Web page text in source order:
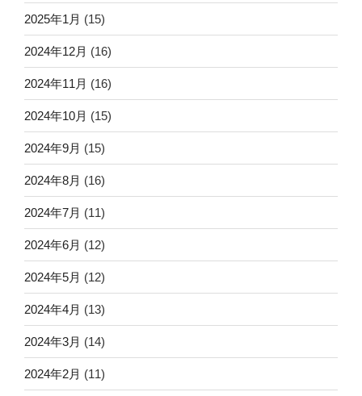
2025年1月 (15)
2024年12月 (16)
2024年11月 (16)
2024年10月 (15)
2024年9月 (15)
2024年8月 (16)
2024年7月 (11)
2024年6月 (12)
2024年5月 (12)
2024年4月 (13)
2024年3月 (14)
2024年2月 (11)